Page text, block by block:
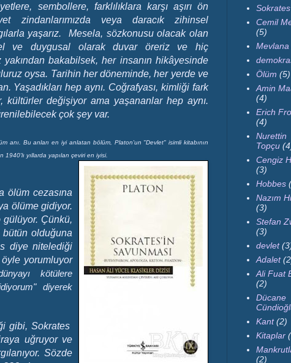
sembollere, farklılıklara karşı aşırı ön
zindanlarımızda veya daracık zihinsel
yaşarız. Mesela, sözkonusu olacak olan
ve duygusal olarak duvar öreriz ve hiç
yakından bakabilsek,her insanın hikâyesinde
oysa. Tarihin her döneminde, her yerde ve
Yaşadıkları hep aynı. Coğrafyası, kimliği fark
kültürler değişiyor ama yaşananlar hep aynı.
çok şey var.
anı. Bu anları en iyi anlatan bölüm, Platon'un "Devlet" isimli kitabının
yıllarda yapılan çeviri en iyisi.
ölüm cezasına
ölüme gidiyor.
gülüyor. Çünkü,
bütün olduğuna
diye nitelediği
yorumluyor
kötülere
diyerek
gibi, Sokrates
uğruyor ve
Sözde
Sokrates
Cemil
(5)
Mevlana
Ölüm (5)
Amin
(4)
Erich
(4)
Nurettin
Topçu
Cengiz
(3)
Hobbes
Nazım
(3)
Stefan
(3)
devlet
Adalet
Ali Fuat
(2)
Dücane
Kant (2)
Kitaplar
(2)